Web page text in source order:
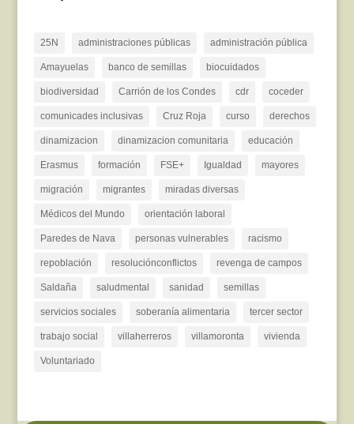
25N administraciones públicas administración pública
Amayuelas banco de semillas biocuidados
biodiversidad Carrión de los Condes cdr coceder
comunicades inclusivas Cruz Roja curso derechos
dinamizacion dinamizacion comunitaria educación
Erasmus formación FSE+ Igualdad mayores
migración migrantes miradas diversas
Médicos del Mundo orientación laboral
Paredes de Nava personas vulnerables racismo
repoblación resoluciónconflictos revenga de campos
Saldaña saludmental sanidad semillas
servicios sociales soberanía alimentaria tercer sector
trabajo social villaherreros villamoronta vivienda
Voluntariado